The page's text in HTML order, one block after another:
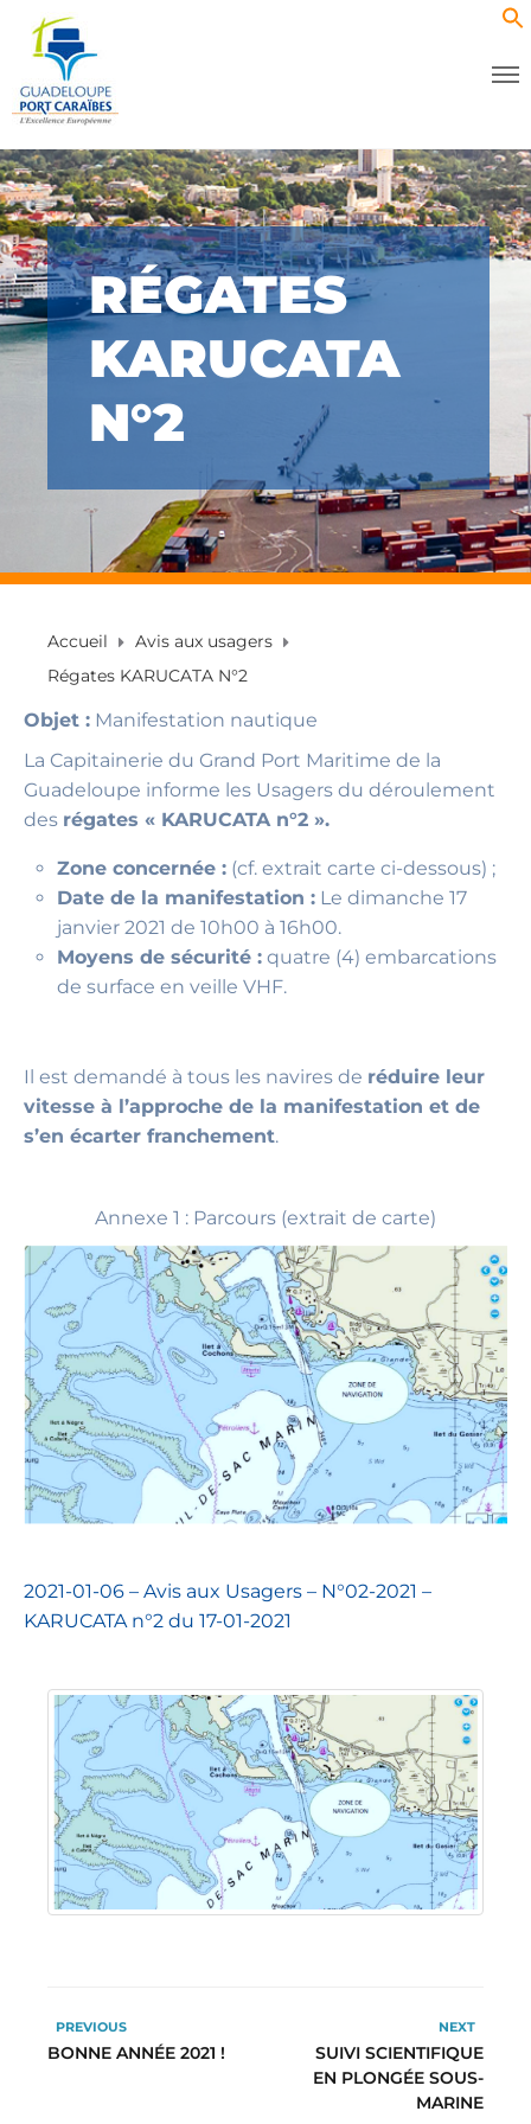
RÉGATES
KARUCATA
N°2
Accueil
Avis aux usagers
Régates KARUCATA N°2
Objet : Manifestation nautique
La Capitainerie du Grand Port Maritime de la
Guadeloupe informe les Usagers du déroulement
des régates « KARUCATA n°2 ».
Zone concernée : (cf. extrait carte ci-dessous) ;
Date de la manifestation : Le dimanche 17
janvier 2021 de 10h00 à 16h00.
Moyens de sécurité : quatre (4) embarcations
de surface en veille VHF.
Il est demandé à tous les navires de réduire leur
vitesse à l’approche de la manifestation et de
s’en écarter franchement.
Annexe 1 : Parcours (extrait de carte)
2021-01-06 – Avis aux Usagers – N°02-2021 –
KARUCATA n°2 du 17-01-2021
PREVIOUS
BONNE ANNÉE 2021 !
NEXT
SUIVI SCIENTIFIQUE
EN PLONGÉE SOUS-
MARINE